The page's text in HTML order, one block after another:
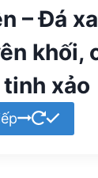
– Đá
khối,
xảo